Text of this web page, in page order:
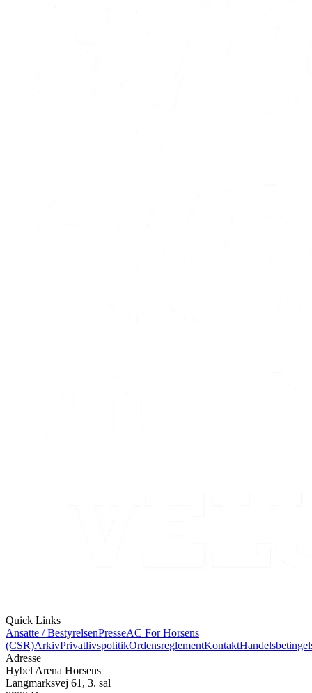
Quick Links
Ansatte / BestyrelsenPresseAC For Horsens
(CSR)ArkivPrivatlivspolitikOrdensreglementKontakt
Adresse
Hybel Arena Horsens
Langmarksvej 61, 3. sal